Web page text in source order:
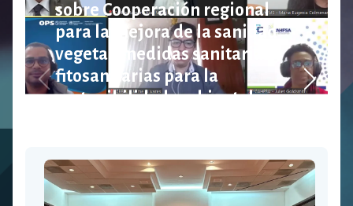
sobre Cooperación regional
para la mejora de la sanidad
vegetal: medidas sanitarias y
fitosanitarias para la
sostenibilidad ambiental